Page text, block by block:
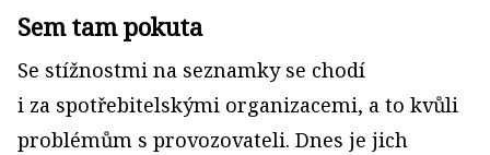
Sem tam pokuta
Se stížnostmi na seznamky se chodí
i za spotřebitelskými organizacemi, a to kvůli
problémům s provozovateli. Dnes je jich